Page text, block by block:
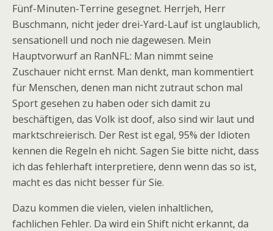
Fünf-Minuten-Terrine gesegnet. Herrjeh, Herr
Buschmann, nicht jeder drei-Yard-Lauf ist unglaublich,
sensationell und noch nie dagewesen. Mein
Hauptvorwurf an RanNFL: Man nimmt seine
Zuschauer nicht ernst. Man denkt, man kommentiert
für Menschen, denen man nicht zutraut schon mal
Sport gesehen zu haben oder sich damit zu
beschäftigen, das Volk ist doof, also sind wir laut und
marktschreierisch. Der Rest ist egal, 95% der Idioten
kennen die Regeln eh nicht. Sagen Sie bitte nicht, dass
ich das fehlerhaft interpretiere, denn wenn das so ist,
macht es das nicht besser für Sie.
Dazu kommen die vielen, vielen inhaltlichen,
fachlichen Fehler. Da wird ein Shift nicht erkannt, da